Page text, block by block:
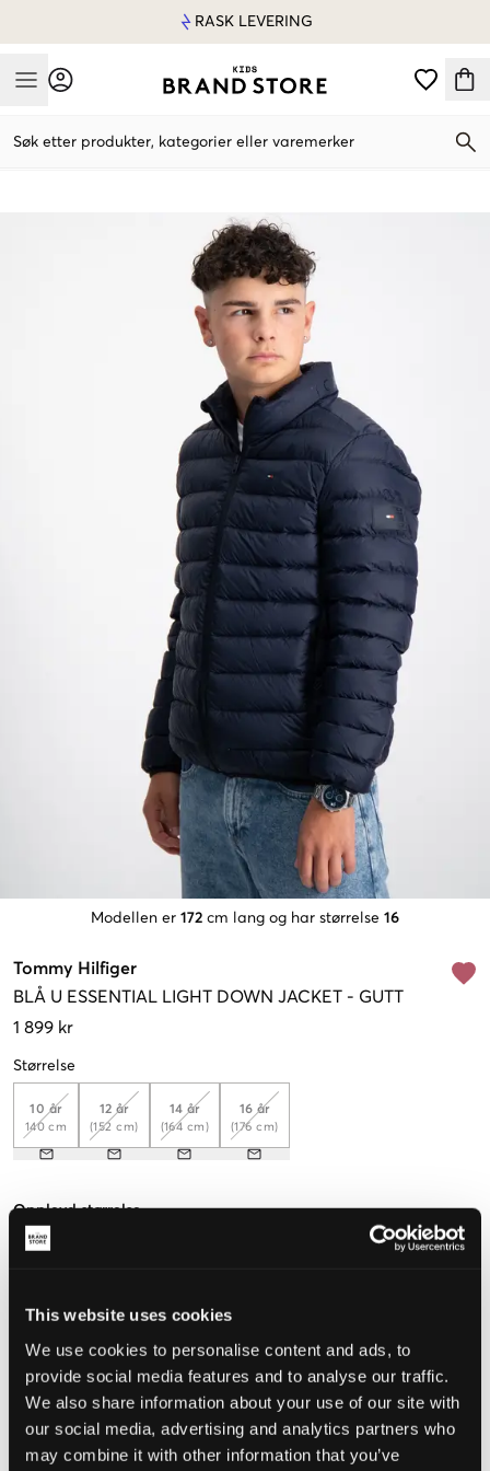
This website uses cookies
We use cookies to personalise content and ads, to
provide social media features and to analyse our traffic.
We also share information about your use of our site with
our social media, advertising and analytics partners who
may combine it with other information that you’ve
RASK LEVERING
Mobile Menu
Søk etter produkter, kategorier eller varemerker
Modellen er 172 cm lang og har størrelse 16
Tommy Hilfiger
BLÅ U ESSENTIAL LIGHT DOWN JACKET - GUTT
1 899 kr
Størrelse
10 år
140 cm
12 år
(152 cm)
14 år
(164 cm)
16 år
(176 cm)
Opplevd størrelse
VELG EN STØRRELSE
Rask levering
Fri frakt over 999 kr
Retur- og bytterett i 60 dager